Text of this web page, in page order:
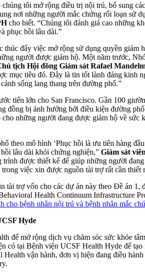
tôi mở rộng điều trị nội trú, bổ sung
nơi những người mắc chứng rối loạn sử
cho biết. “Chúng tôi đánh giá cao những
phục hồi lâu dài.”
đẩy việc mở rộng sử dụng quyền giám
người được giám hộ. Một năm trước,
tịch Hội đồng Giám sát Rafael
mục tiêu đó. Đây là tin tốt lành đáng
sống lang thang trên đường phố.”
tiến lớn cho San Francisco. Gần 100
đồng bị ảnh hưởng bởi điều kiện đường
những người đang được giám hộ về
theo mô hình ‘Phục hồi là ưu tiên hàng
lâu dài khỏi chứng nghiện,” Giám sát
trình được thiết kế để giúp những người
việc xin được nguồn tài trợ rất cần
tài trợ vốn cho các dự án này theo Đề án
Health Continuum Infrastructure
cho bệnh nhân nội trú và bệnh nhân mắc
Hyde
để mở rộng dịch vụ chăm sóc sức khỏe
có tại Bệnh viện UCSF Health Hyde để
vận hành, đơn vị hiện đang điều